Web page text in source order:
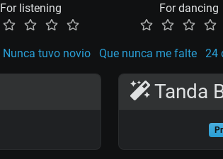
For listening For dancing
Nunca tuvo novio Que nunca me falte 24
Tanda